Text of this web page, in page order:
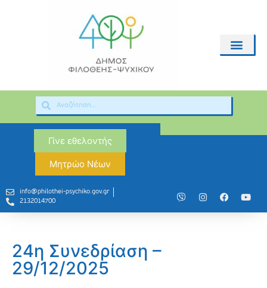
Γίνε εθελοντής
Μητρώο Νέων
info@philothei-psychiko.gov.gr
2132014700
24η Συνεδρίαση –
29/12/2025